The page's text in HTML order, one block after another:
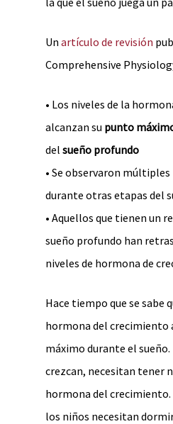
Un artículo de revisión
Comprehensive
• Los niveles de la
alcanzan su punto
del sueño profundo
• Se observaron
durante otras etapas del
• Aquellos que tienen un
sueño profundo han
niveles de hormona de
Hace tiempo que se sabe
hormona del crecimiento
máximo durante el sueño.
crezcan, necesitan tener
hormona del
los niños necesitan